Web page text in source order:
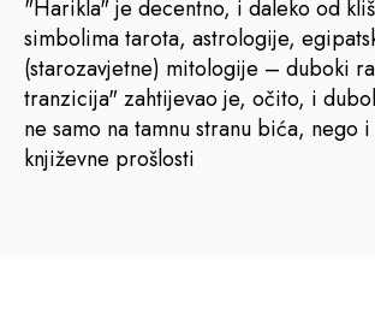
"Harikla" je decentno, i daleko od
simbolima tarota, astrologije,
(starozavjetne) mitologije – duboki
tranzicija" zahtijevao je, očito, i
ne samo na tamnu stranu bića, nego
književne prošlosti